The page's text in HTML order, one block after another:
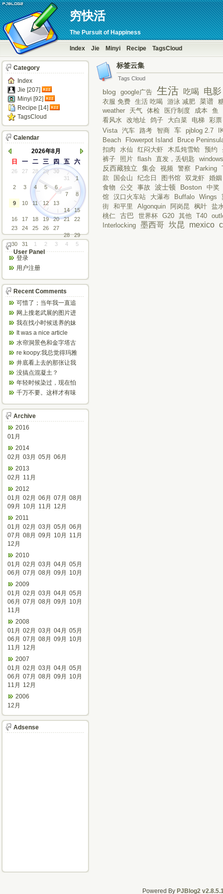
穷快活
The Pursuit of Happiness
Index Jie Minyi Recipe TagsCloud
标签云集
Tags Cloud
blog google广告 生活 吃喝 电影
衣服 免费 生活 吃喝 游泳 减肥 菜谱
weather
天气 体检 医疗制度 成本 鱼
看风水
改地址 鸽子 大白菜 电梯
彩票
Vista
汽车 路考 智商 车 pjblog 2.7
Beach
Flowerpot Island
Bruce
扣肉
水仙 红闷大虾 木瓜炖雪蛤 预约
裤子
照片 flash 直发，丢钥匙 windows
反西藏独立 集会 视频 警察 Parking
款
国会山 纪念日 图书馆 双龙虾
婚姻
食物
公交 事故 波士顿 Boston
中奖
馆
汉口火车站 大瀑布 Buffalo Wings
街
和平里 Algonquin 阿岗昆 枫叶
盐
桃仁
古巴 世界杯 G20 其他 T40
Interlocking
墨西哥 坎昆 mexico
Category
Index
Jie [207]
Minyi [92]
Recipe [14]
TagsCloud
Calendar
2026年8月
日
一 二 三 四 五 六
26 27 28 29
30
31
1
2
3 4 5
6
7
8
9
10 11 12
13
14
15
16
17 18 19 20 21
22
23
24 25 26
27
28
29
30
31 1 2 3 4 5
User Panel
登录
用户注册
Recent Comments
可惜了；当年我一直追
着这个，看博主夫妇一
步步在多伦...
网上搜老武展的图片进
来了，一晃是你十年前
的帖子，时...
我在找小时候送养的妹
妹，有人QQ找我说找到
了匹配的...
It was a nice article
and...
水帘洞景色和金字塔古
迹都不错。
re koopy:我总觉得玛雅
人见过外星人。不然哪...
井底看上去的那张让我
想起了蝙蝠侠。。下棋
那张会不会...
没搞点混凝土？
年轻时候染过，现在怕
伤头发不敢染了。不过
千万不要。这样才有味
气场。
Archive
2016
01月
2014
02月 03月 05月 06月
2013
02月
11月
2012
01月 02月 06月 07月 08月
09月
10月 11月
12月
2011
01月 02月 03月 05月 06月
07月 08月 09月 10月
11月
12月
2010
01月 02月 03月 04月 05月
06月 07月 08月 09月
10月
2009
01月 02月 03月 04月 05月
06月 07月 08月 09月
10月
11月
2008
01月 02月 03月 04月 05月
06月 07月 08月 09月
10月
11月
12月
2007
01月 02月 03月 04月 05月
06月 07月 08月 09月
10月
11月
12月
2006
12月
Adsense
Powered By PJBlog2